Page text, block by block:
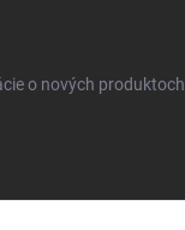
o nových